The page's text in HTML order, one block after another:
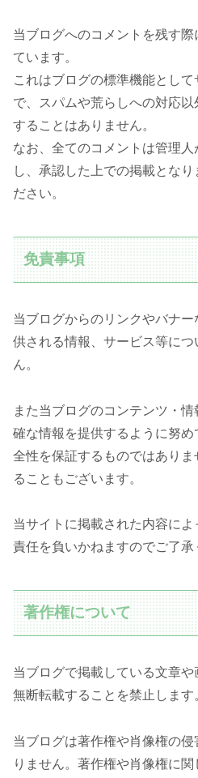
当ブログへのコメントを残す
ています。
これはブログの標準機能とし
で、スパムや荒らしへの対応
することはありません。
なお、全てのコメントは管理
し、承認した上での掲載とな
ださい。
免責事項
当ブログからのリンクやバナ
供される情報、サービス等に
ん。
また当ブログのコンテンツ・
確な情報を提供するように努
全性を保証するものではあり
ることもございます。
当サイトに掲載された内容に
責任を負いかねますのでご了承
著作権について
当ブログで掲載している文章や
無断転載することを禁止します
当ブログは著作権や肖像権の
りません。著作権や肖像権に